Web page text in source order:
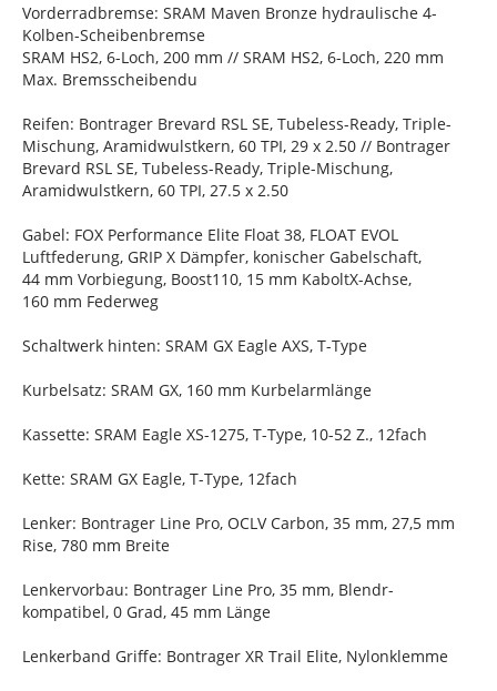
Vorderradbremse: SRAM Maven Bronze hydraulische 4-
Kolben-Scheibenbremse
SRAM HS2, 6-Loch, 200 mm // SRAM HS2, 6-Loch, 220 mm
Max. Bremsscheibendu
Reifen: Bontrager Brevard RSL SE, Tubeless-Ready, Triple-
Mischung, Aramidwulstkern, 60 TPI, 29 x 2.50 // Bontrager
Brevard RSL SE, Tubeless-Ready, Triple-Mischung,
Aramidwulstkern, 60 TPI, 27.5 x 2.50
Gabel: FOX Performance Elite Float 38, FLOAT EVOL
Luftfederung, GRIP X Dämpfer, konischer Gabelschaft,
44 mm Vorbiegung, Boost110, 15 mm KaboltX-Achse,
160 mm Federweg
Schaltwerk hinten: SRAM GX Eagle AXS, T-Type
Kurbelsatz: SRAM GX, 160 mm Kurbelarmlänge
Kassette: SRAM Eagle XS-1275, T-Type, 10-52 Z., 12fach
Kette: SRAM GX Eagle, T-Type, 12fach
Lenker: Bontrager Line Pro, OCLV Carbon, 35 mm, 27,5 mm
Rise, 780 mm Breite
Lenkervorbau: Bontrager Line Pro, 35 mm, Blendr-
kompatibel, 0 Grad, 45 mm Länge
Lenkerband Griffe: Bontrager XR Trail Elite, Nylonklemme